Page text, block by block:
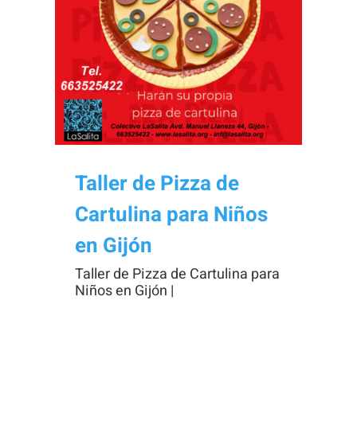
Taller de Pizza de
Cartulina para Niños
en Gijón
Taller de Pizza de Cartulina para
Niños en Gijón |
Necesarias
Estas
cookies no
opcionales.
Son
necesarias
web.